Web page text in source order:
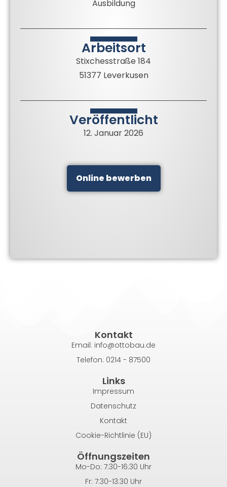
Ausbildung
Arbeitsort
Stixchesstraße 184
51377 Leverkusen
Veröffentlicht
12. Januar 2026
Online bewerben
Kontakt
Email: info@ottobau.de
Telefon: 0214 - 87500
Links
Impressum
Datenschutz
Kontakt
Cookie-Richtlinie (EU)
Öffnungszeiten
Mo-Do: 7:30-16:30 Uhr
Fr: 7:30-13:30 Uhr